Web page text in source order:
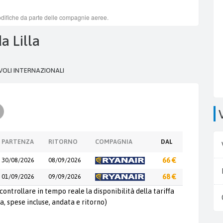
Lilla
INTERNAZIONALI
PARTENZA RITORNO COMPAGNIA DAL
30/08/2026 08/09/2026 66 €
01/09/2026 09/09/2026
68 €
in tempo reale la disponibilità della tariffa
spese incluse, andata e ritorno)